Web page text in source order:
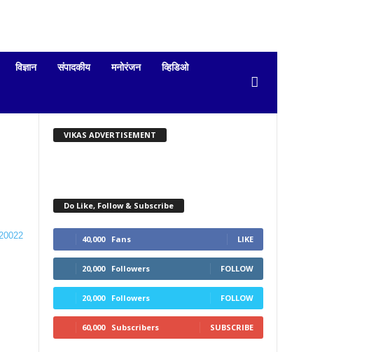
विज्ञान संपादकीय मनोरंजन व्हिडिओ
VIKAS ADVERTISEMENT
Do Like, Follow & Subscribe
40,000 Fans LIKE
20,000 Followers FOLLOW
20,000 Followers FOLLOW
60,000 Subscribers SUBSCRIBE